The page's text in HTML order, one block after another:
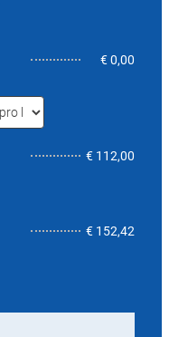
€ 0,00
€ 112,00
€ 152,42